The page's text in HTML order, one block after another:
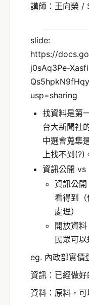
講師：王向榮 /
slide:
https://
j0sAq3Pe-
usp=sharing
找資料是第
台大新聞社
中選會蒐集
上找不到(?)
資訊公開 vs
資訊公
看得到
處理）
開放資
民眾可
eg. 內政部實價
資訊：已經做
資料：原料，